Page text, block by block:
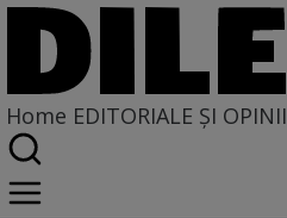
Home EDITORIALE ȘI OPINII